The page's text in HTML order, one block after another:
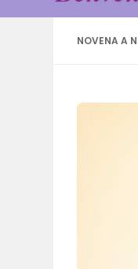
NOVENA A